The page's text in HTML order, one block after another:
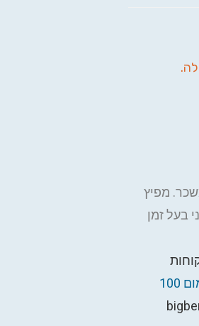
מפיץ
מ"ל ונר ריחני בעל זמן
צרו קשר לקבלת הצעת מחיר למוצר עם מיתוג (מינימום 100